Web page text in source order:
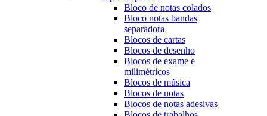
Bloco de notas colados
Bloco notas bandas
separadora
Blocos de cartas
Blocos de desenho
Blocos de exame e
milimétricos
Blocos de música
Blocos de notas
Blocos de notas adesivas